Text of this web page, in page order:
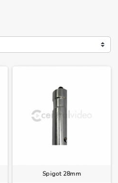
Spigot 28mm